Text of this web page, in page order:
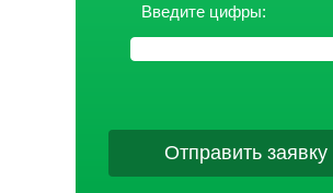
Введите цифры:
Отправить заявку